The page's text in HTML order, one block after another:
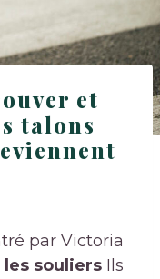
et
talons
par Victoria
les souliers Ils